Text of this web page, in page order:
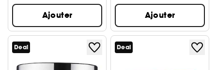
Ajouter Ajouter
Deal Deal